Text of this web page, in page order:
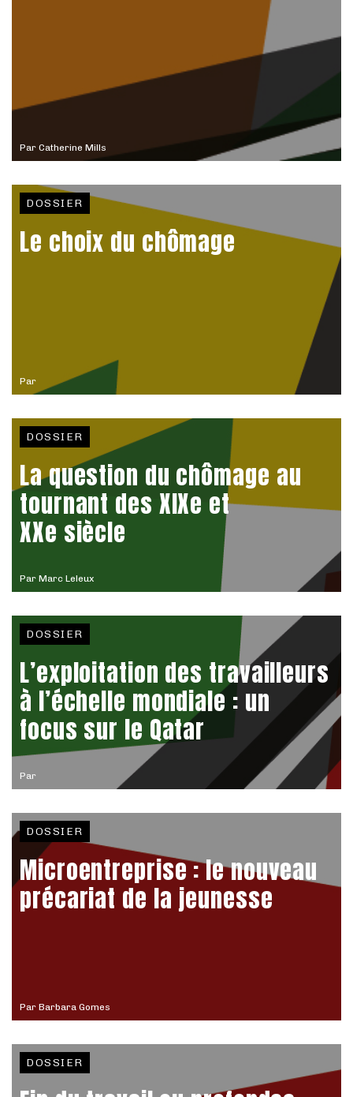
Par Catherine Mills
Par
DOSSIER
Le choix du chômage
Par Marc Leleux
DOSSIER
La question du chômage au
tournant des XIXe et
XXe siècle
Par
DOSSIER
L’exploitation des travailleurs
à l’échelle mondiale : un
focus sur le Qatar
Par Barbara Gomes
DOSSIER
Microentreprise : le nouveau
précariat de la jeunesse
DOSSIER